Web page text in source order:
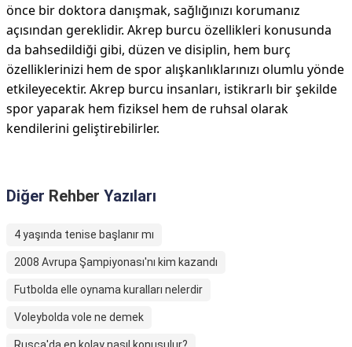
önce bir doktora danışmak, sağlığınızı korumanız
açısından gereklidir. Akrep burcu özellikleri konusunda
da bahsedildiği gibi, düzen ve disiplin, hem burç
özelliklerinizi hem de spor alışkanlıklarınızı olumlu yönde
etkileyecektir. Akrep burcu insanları, istikrarlı bir şekilde
spor yaparak hem fiziksel hem de ruhsal olarak
kendilerini geliştirebilirler.
Diğer Rehber Yazıları
4 yaşında tenise başlanır mı
2008 Avrupa Şampiyonası'nı kim kazandı
Futbolda elle oynama kuralları nelerdir
Voleybolda vole ne demek